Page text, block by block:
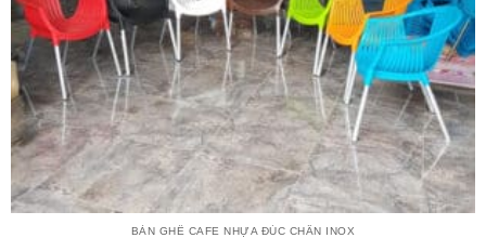
BÀN GHẾ CAFE NHỰA ĐÚC CHÂN INOX